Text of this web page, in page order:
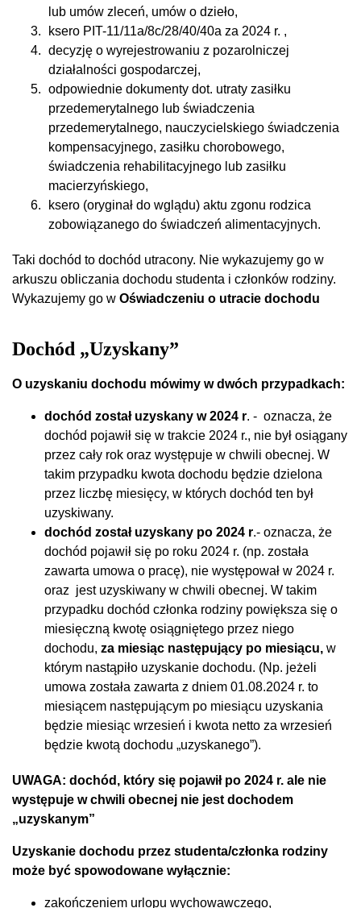
lub umów zleceń, umów o dzieło,
ksero PIT-11/11a/8c/28/40/40a za 2024 r. ,
decyzję o wyrejestrowaniu z pozarolniczej
działalności gospodarczej,
odpowiednie dokumenty dot. utraty zasiłku
przedemerytalnego lub świadczenia
przedemerytalnego, nauczycielskiego świadczenia
kompensacyjnego, zasiłku chorobowego,
świadczenia rehabilitacyjnego lub zasiłku
macierzyńskiego,
ksero (oryginał do wglądu) aktu zgonu rodzica
zobowiązanego do świadczeń alimentacyjnych.
Taki dochód to dochód utracony. Nie wykazujemy go w
arkuszu obliczania dochodu studenta i członków rodziny.
Wykazujemy go w Oświadczeniu o utracie dochodu
Dochód „Uzyskany”
O uzyskaniu dochodu mówimy w dwóch przypadkach:
dochód został uzyskany w 2024 r. - oznacza, że
dochód pojawił się w trakcie 2024 r., nie był osiągany
przez cały rok oraz występuje w chwili obecnej. W
takim przypadku kwota dochodu będzie dzielona
przez liczbę miesięcy, w których dochód ten był
uzyskiwany.
dochód został uzyskany po 2024 r.- oznacza, że
dochód pojawił się po roku 2024 r. (np. została
zawarta umowa o pracę), nie występował w 2024 r.
oraz jest uzyskiwany w chwili obecnej. W takim
przypadku dochód członka rodziny powiększa się o
miesięczną kwotę osiągniętego przez niego
dochodu, za miesiąc następujący po miesiącu, w
którym nastąpiło uzyskanie dochodu. (Np. jeżeli
umowa została zawarta z dniem 01.08.2024 r. to
miesiącem następującym po miesiącu uzyskania
będzie miesiąc wrzesień i kwota netto za wrzesień
będzie kwotą dochodu „uzyskanego”).
UWAGA: dochód, który się pojawił po 2024 r. ale nie
występuje w chwili obecnej nie jest dochodem
„uzyskanym”
Uzyskanie dochodu przez studenta/członka rodziny
może być spowodowane wyłącznie:
zakończeniem urlopu wychowawczego,